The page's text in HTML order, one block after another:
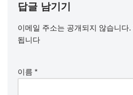
답글 남기기
이메일 주소는 공개되지 않습니다.
됩니다
이름 *